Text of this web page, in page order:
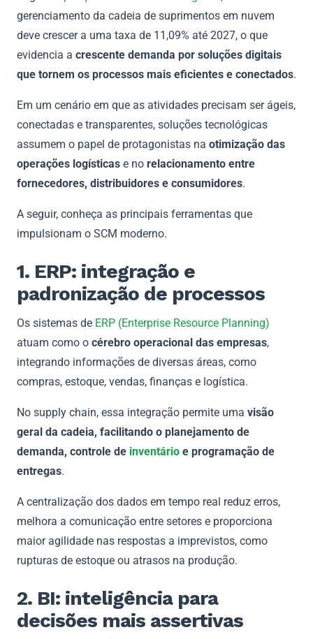
gerenciamento da cadeia de suprimentos em nuvem
deve crescer a uma taxa de 11,09% até 2027, o que
evidencia a crescente demanda por soluções digitais
que tornem os processos mais eficientes e conectados.
Em um cenário em que as atividades precisam ser ágeis,
conectadas e transparentes, soluções tecnológicas
assumem o papel de protagonistas na otimização das
operações logísticas e no relacionamento entre
fornecedores, distribuidores e consumidores.
A seguir, conheça as principais ferramentas que
impulsionam o SCM moderno.
1. ERP: integração e
padronização de processos
Os sistemas de ERP (Enterprise Resource Planning)
atuam como o cérebro operacional das empresas,
integrando informações de diversas áreas, como
compras, estoque, vendas, finanças e logística.
No supply chain, essa integração permite uma visão
geral da cadeia, facilitando o planejamento de
demanda, controle de inventário e programação de
entregas.
A centralização dos dados em tempo real reduz erros,
melhora a comunicação entre setores e proporciona
maior agilidade nas respostas a imprevistos, como
rupturas de estoque ou atrasos na produção.
2. BI: inteligência para
decisões mais assertivas